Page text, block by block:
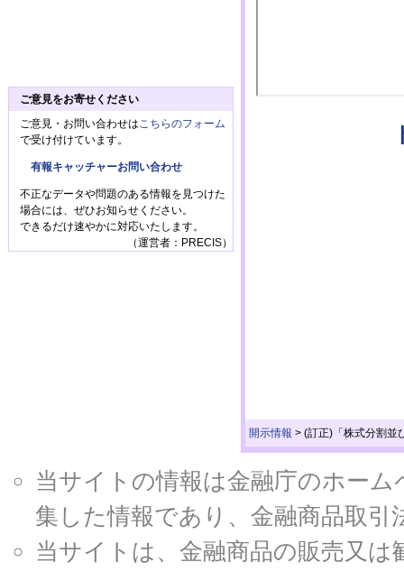
開示情報 > (訂正)「株式分割並
ご意見をお寄せください
ご意見・お問い合わせは こちらのフォーム
で受け付けています。
有報キャッチャーお問い合わせ
不正なデータや問題のある情報を見つけた
場合には、ぜひお知らせください。
できるだけ速やかに対応いたします。
（運営者：PRECIS）
当サイトの情報は金融庁のホー
集した情報であり、金融商品取
当サイトは、金融商品の販売又